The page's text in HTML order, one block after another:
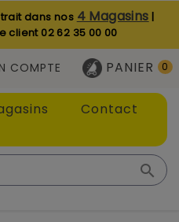
dans nos 4 Magasins |
client02 62 35 00 00
PANIER 0
COMPTE
Contact
